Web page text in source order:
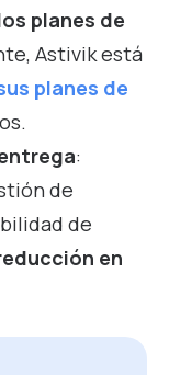
planes de
Astivik está
planes de
:
de
de
en